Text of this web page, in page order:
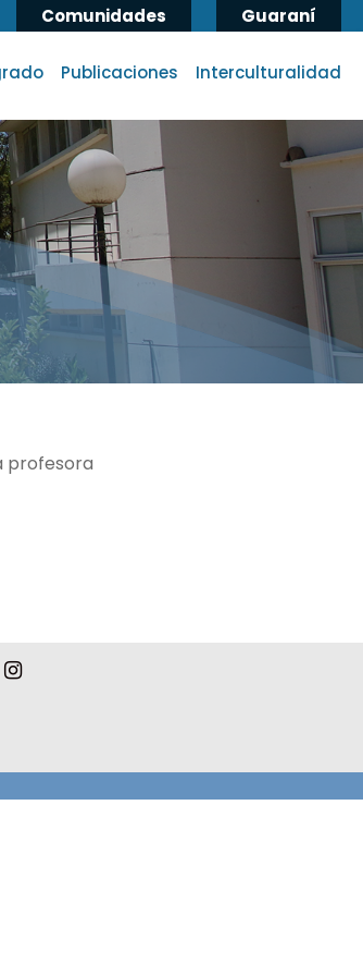
Comunidades Guaraní
Publicaciones Interculturalidad
profesora